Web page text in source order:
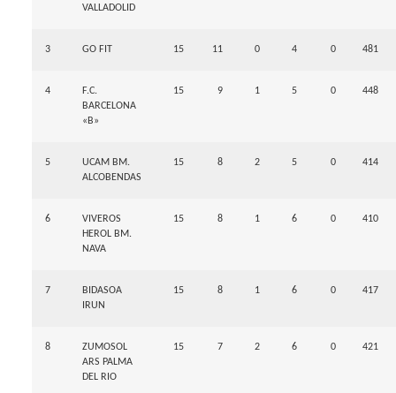
VALLADOLID
3 GO FIT 15 11 0 4 0 481
4
F.C.
BARCELONA
«B»
15 9 1 5 0 448
5
UCAM BM.
ALCOBENDAS
15 8 2 5 0 414
6
VIVEROS
HEROL BM.
NAVA
15 8 1 6 0 410
7
BIDASOA
IRUN
15 8 1 6 0 417
8
ZUMOSOL
ARS PALMA
DEL RIO
15 7 2 6 0 421